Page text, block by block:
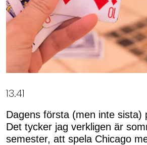
13.41
Dagens första (men inte sista)
Det tycker jag verkligen är
semester, att spela Chicago